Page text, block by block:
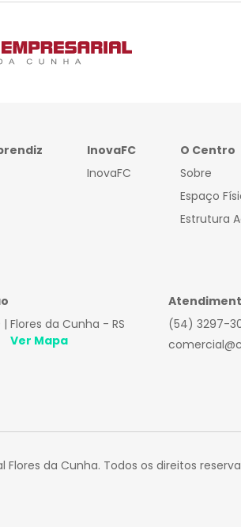
InovaFC
InovaFC
O Centro
Sobre
Espaço
Estrutura
Flores da Cunha - RS
Ver Mapa
(54) 3297-
Flores da Cunha. Todos os direitos